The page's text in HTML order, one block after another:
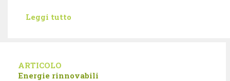
Leggi tutto
ARTICOLO
Energie rinnovabili